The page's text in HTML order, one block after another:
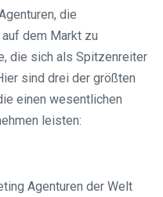
die
dem Markt zu
die sich als Spitzenreiter
sind drei der größten
einen wesentlichen
leisten:
Agenturen der Welt